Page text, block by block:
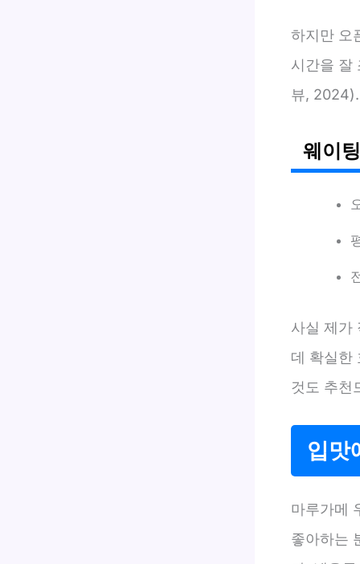
하지만 오
시간을 잘
뷰, 2024).
웨이
사실 제가
데 확실한
것도 추천
입맛
마루가메
좋아하는